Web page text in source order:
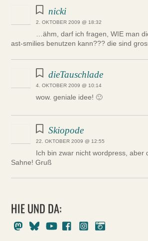
nicki
2. OKTOBER 2009 @ 18:32
…ähm, darf ich fragen, WIE man
ast-smilies benutzen kann??? die sind
dieTauschlade
4. OKTOBER 2009 @ 10:14
wow. geniale idee! 🙂
Skiopode
22. OKTOBER 2009 @ 12:55
Ich bin zwar nicht wordpress, aber
Sahne! Gruß
HIE UND DA:
MastodonBlueskyYoutubeFacebookInstagram